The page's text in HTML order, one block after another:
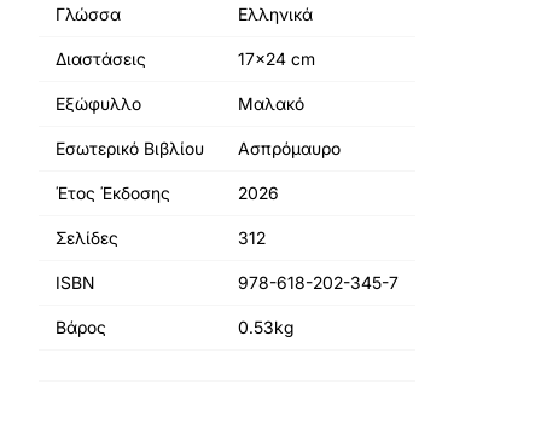
Γλώσσα Ελληνικά
Διαστάσεις 17x24 cm
Εξώφυλλο Μαλακό
Εσωτερικό Βιβλίου Ασπρόμαυρο
Έτος Έκδοσης 2026
Σελίδες 312
ISBN 978-618-202-345-7
Βάρος 0.53kg